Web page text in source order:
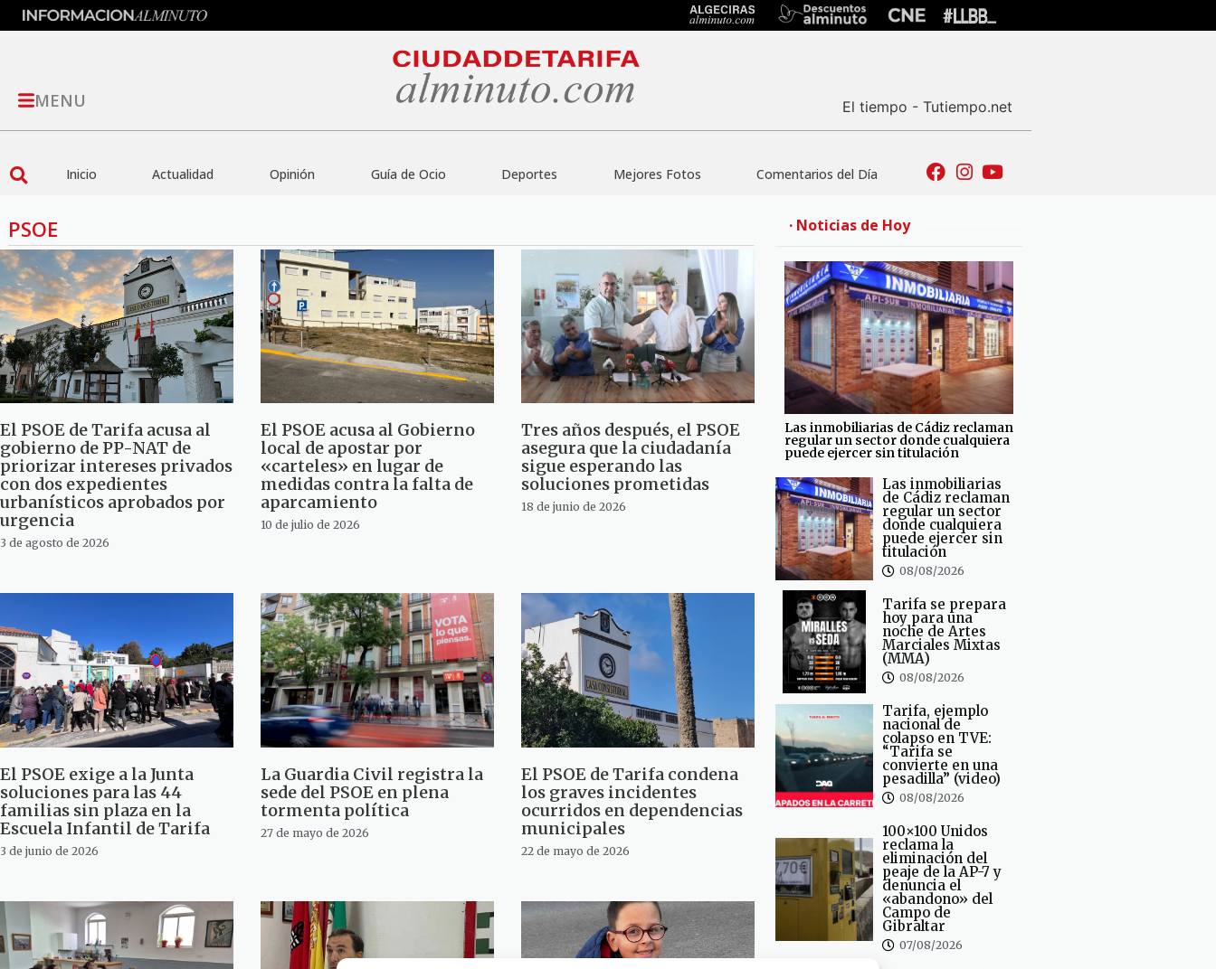
MENU El tiempo - Tutiempo.net
Inicio Actualidad Opinión Guía de Ocio Deportes Mejores Fotos Comentarios del Día
PSOE
El PSOE de Tarifa acusa al
gobierno de PP-NAT de
priorizar intereses privados
con dos expedientes
urbanísticos aprobados por
urgencia
3 de agosto de 2026
El PSOE acusa al Gobierno
local de apostar por
«carteles» en lugar de
medidas contra la falta de
aparcamiento
10 de julio de 2026
Tres años después, el PSOE
asegura que la ciudadanía
sigue esperando las
soluciones prometidas
18 de junio de 2026
El PSOE exige a la Junta
soluciones para las 44
familias sin plaza en la
Escuela Infantil de Tarifa
3 de junio de 2026
La Guardia Civil registra la
sede del PSOE en plena
tormenta política
27 de mayo de 2026
El PSOE de Tarifa condena
los graves incidentes
ocurridos en dependencias
municipales
22 de mayo de 2026
· Noticias de Hoy
Las inmobiliarias de Cádiz reclaman
regular un sector donde cualquiera
puede ejercer sin titulación
Las inmobiliarias
de Cádiz reclaman
regular un sector
donde cualquiera
puede ejercer sin
titulación
08/08/2026
Tarifa se prepara
hoy para una
noche de Artes
Marciales Mixtas
(MMA)
08/08/2026
Tarifa, ejemplo
nacional de
colapso en TVE:
“Tarifa se
convierte en una
pesadilla” (video)
08/08/2026
100×100 Unidos
reclama la
eliminación del
peaje de la AP-7 y
denuncia el
«abandono» del
Campo de
Gibraltar
07/08/2026